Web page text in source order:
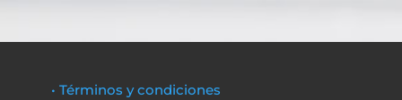
• Términos y condiciones